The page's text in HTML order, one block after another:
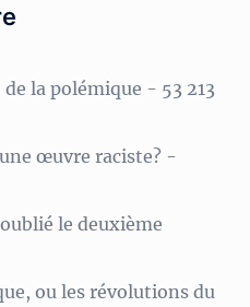
la polémique - 53 213
œuvre raciste? -
le deuxième
ou les révolutions du